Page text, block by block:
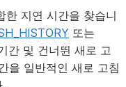
한 지연 시간을 찾습니
또는
간 및 건너뛴 새로 고
을 일반적인 새로 고침